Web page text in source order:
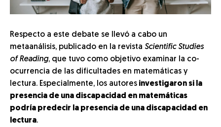
Respecto a este debate se llevó a cabo un
metaanálisis, publicado en la revista Scientific Studies
of Reading, que tuvo como objetivo examinar la co-
ocurrencia de las dificultades en matemáticas y
lectura. Especialmente, los autores investigaron si la
presencia de una discapacidad en matemáticas
podría predecir la presencia de una discapacidad en
lectura.